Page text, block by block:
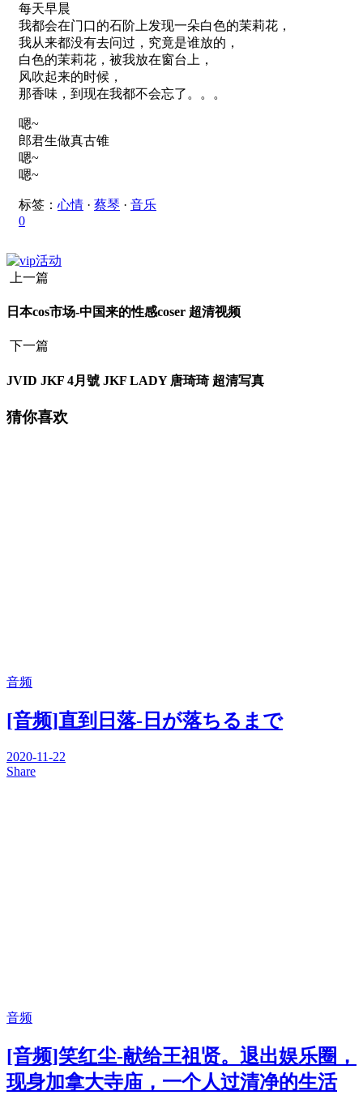
每天早晨
我都会在门口的石阶上发现一朵白色的茉莉花，
我从来都没有去问过，究竟是谁放的，
白色的茉莉花，被我放在窗台上，
风吹起来的时候，
那香味，到现在我都不会忘了。。。
嗯~
郎君生做真古锥
嗯~
嗯~
标签： 心情 · 蔡琴 · 音乐
0
上一篇
日本cos市场-中国来的性感coser 超清视频
下一篇
JVID JKF 4月號 JKF LADY 唐琦琦 超清写真
猜你喜欢
音频
[音频]直到日落-日が落ちるまで
2020-11-22
Share
音频
[音频]笑红尘-献给王祖贤。退出娱乐圈，
现身加拿大寺庙，一个人过清净的生活